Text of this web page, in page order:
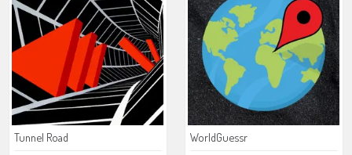
Tunnel Road WorldGuessr